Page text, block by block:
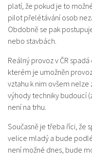
platí, že pokud je to
pilot přelétávání osob
Obdobně se pak
nebo stavbách.
Reálný provoz v ČR
kterém je umožněn
vztahu k nim ovšem
výhody techniky budoucí
není na trhu.
Současně je třeba říci, že
velice mladý a bude
není možné dnes, bude